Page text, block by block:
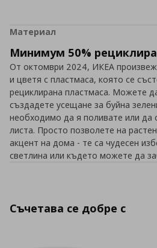
Материал
Минимум 50%
От октомври 2024, ИКЕА
и цветя с пластмаса, която се
рециклирана пластмаса. Можете
създадете усещане за буйна
необходимо да я поливате или да
листа. Просто позволете на
акцент на дома - те са чудесен
светлина или където можете да
Съчетава се добре с